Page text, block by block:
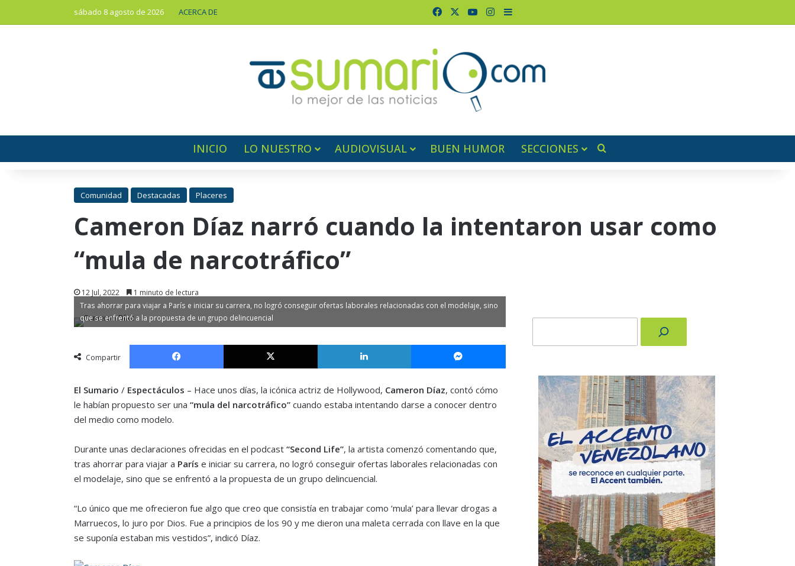
sábado 8 agosto de 2026 ACERCA DE FacebookYouTubeInstagram
Barra lateral
INICIO LO NUESTRO AUDIOVISUAL BUEN HUMOR SECCIONES
Comunidad Destacadas Placeres
Cameron Díaz narró cuando la intentaron usar como
“mula de narcotráfico”
12 Jul, 2022 1 minuto de lectura
Tras ahorrar para viajar a París e iniciar su carrera, no logró conseguir ofertas laborales relacionadas con el modelaje, sino
que se enfrentó a la propuesta de un grupo delincuencial
Compartir
Facebook X LinkedIn Messenger
El Sumario / Espectáculos – Hace unos días, la icónica actriz de Hollywood, Cameron Díaz, contó cómo
le habían propuesto ser una “mula del narcotráfico”cuando estaba intentando darse a conocer dentro
del medio como modelo.
Durante unas declaraciones ofrecidas en el podcast “Second Life”, la artista comenzó comentando que,
tras ahorrar para viajar a París e iniciar su carrera, no logró conseguir ofertas laborales relacionadas con
el modelaje, sino que se enfrentó a la propuesta de un grupo delincuencial.
“Lo único que me ofrecieron fue algo que creo que consistía en trabajar como ‘mula’ para llevar drogas a
Marruecos, lo juro por Dios. Fue a principios de los 90 y me dieron una maleta cerrada con llave en la que
se suponía estaban mis vestidos”, indicó Díaz.